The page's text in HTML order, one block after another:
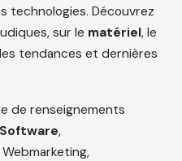
technologies. Découvrez
sur le matériel, le
tendances et dernières
de renseignements
Software,
Webmarketing,